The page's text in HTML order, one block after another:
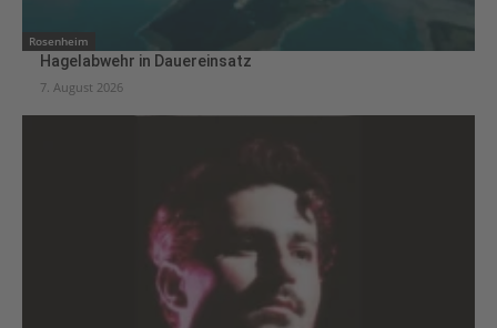
Rosenheim
Hagelabwehr in Dauereinsatz
7. August 2026